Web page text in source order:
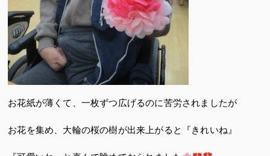
お花紙が薄くて、一枚ずつ広げるのに苦労されましたが
お花を集め、大輪の桜の樹が出来上がると『きれいね』